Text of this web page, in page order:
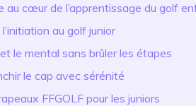
au cœur de l’apprentissage du golf
au golf junior
le mental sans brûler les étapes
le cap avec sérénité
FFGOLF pour les juniors